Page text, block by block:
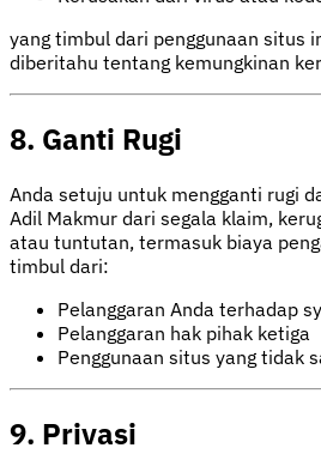
yang timbul dari penggunaan situs
diberitahu tentang kemungkinan
8. Ganti Rugi
Anda setuju untuk mengganti rugi
Adil Makmur dari segala klaim,
atau tuntutan, termasuk biaya
timbul dari:
Pelanggaran Anda terhadap
Pelanggaran hak pihak ketiga
Penggunaan situs yang tidak
9. Privasi